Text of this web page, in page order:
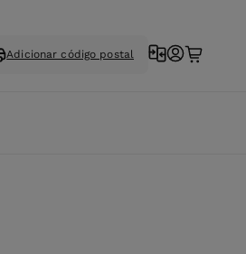
Adicionar código postal